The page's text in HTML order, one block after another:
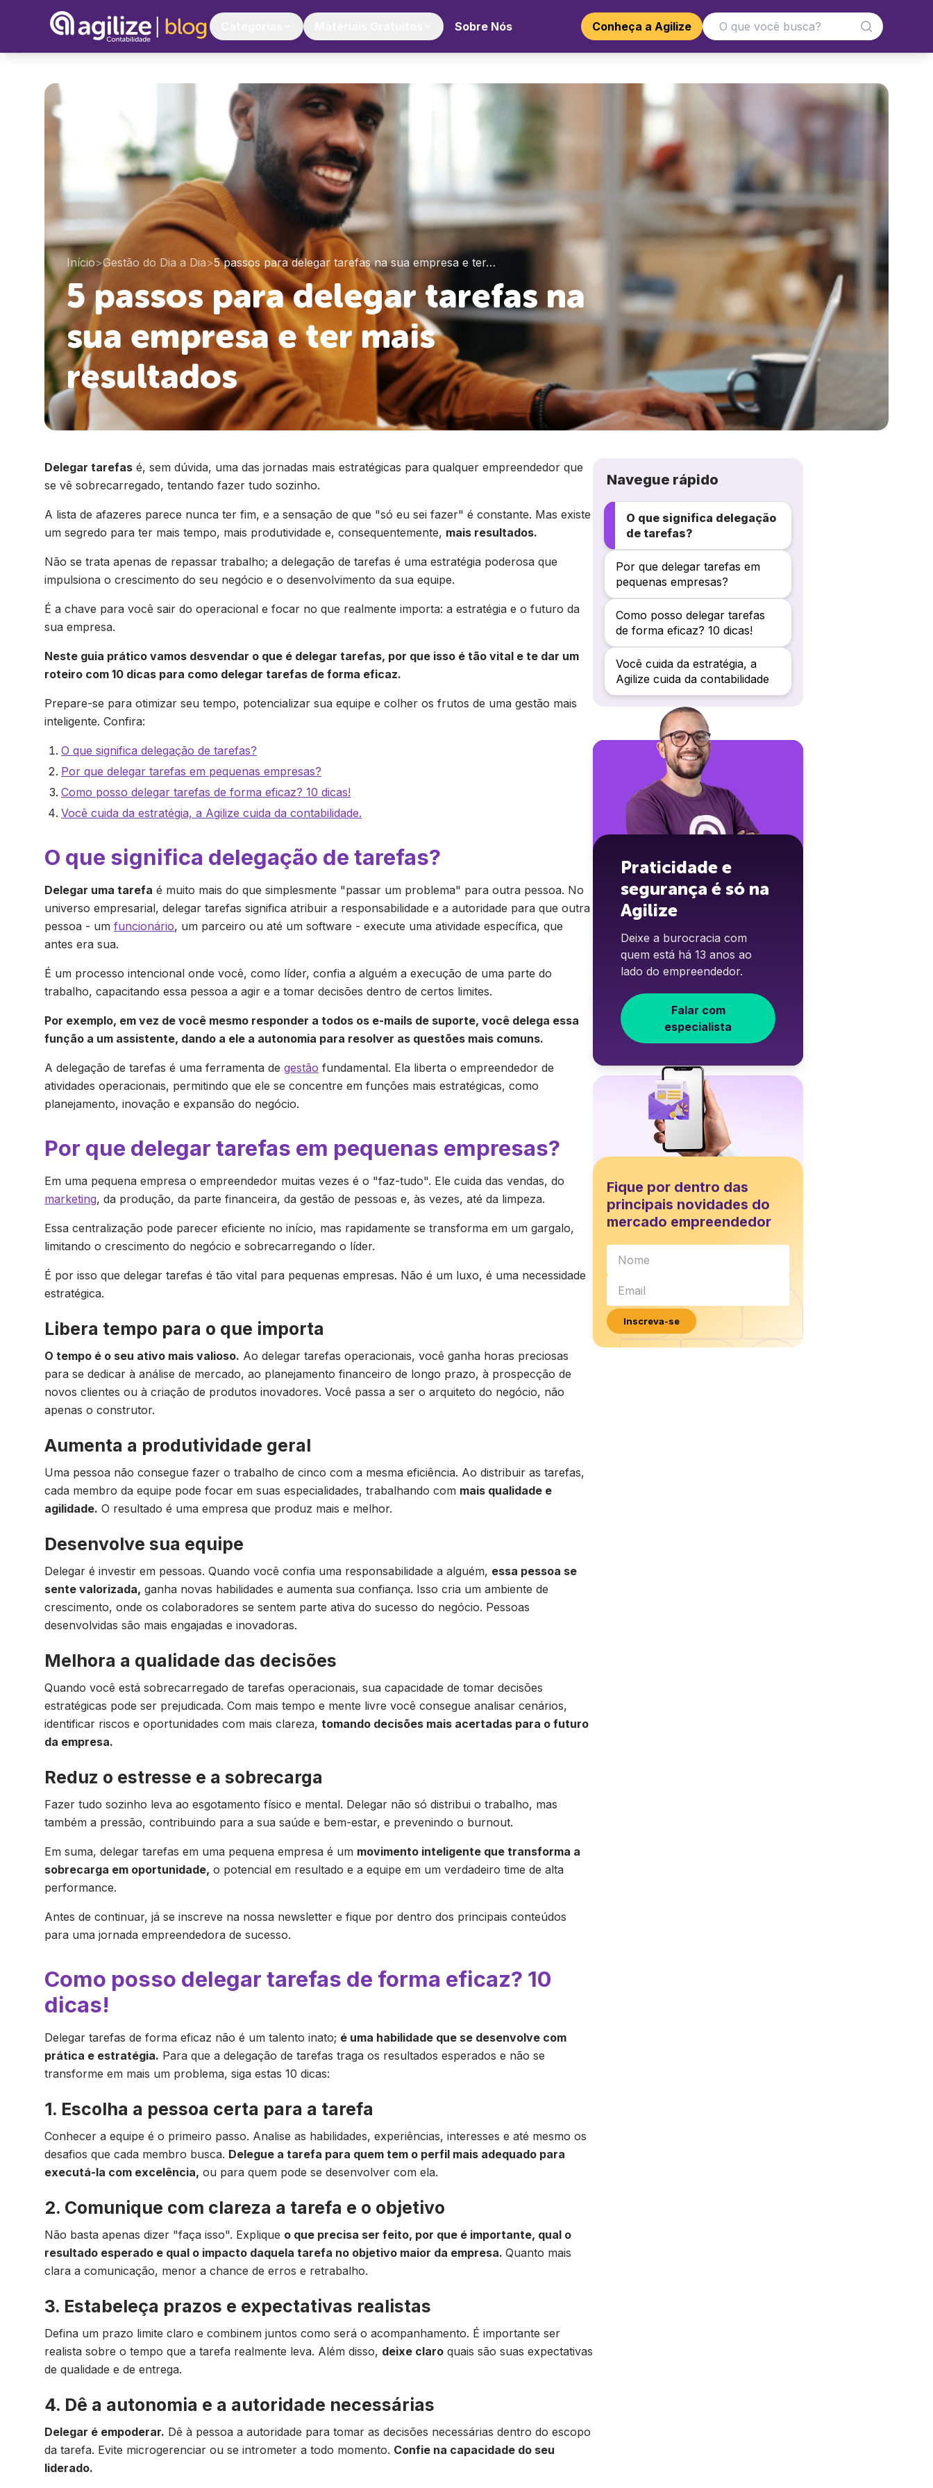
Sobre Nós Conheça a Agilize
Início>Gestão do Dia a Dia>5 passos para delegar tarefas na sua empresa e ter…
5 passos para delegar tarefas na
sua empresa e ter mais
resultados
Delegar tarefas é, sem dúvida, uma das jornadas mais estratégicas para qualquer empreendedor que
se vê sobrecarregado, tentando fazer tudo sozinho.
A lista de afazeres parece nunca ter fim, e a sensação de que "só eu sei fazer" é constante. Mas existe
um segredo para ter mais tempo, mais produtividade e, consequentemente, mais resultados.
Não se trata apenas de repassar trabalho; a delegação de tarefas é uma estratégia poderosa que
impulsiona o crescimento do seu negócio e o desenvolvimento da sua equipe.
É a chave para você sair do operacional e focar no que realmente importa: a estratégia e o futuro da
sua empresa.
Neste guia prático vamos desvendar o que é delegar tarefas, por que isso é tão vital e te dar um
roteiro com 10 dicas para como delegar tarefas de forma eficaz.
Prepare-se para otimizar seu tempo, potencializar sua equipe e colher os frutos de uma gestão mais
inteligente. Confira:
O que significa delegação de tarefas?
Por que delegar tarefas em pequenas empresas?
Como posso delegar tarefas de forma eficaz? 10 dicas!
Você cuida da estratégia, a Agilize cuida da contabilidade.
O que significa delegação de tarefas?
Delegar uma tarefa é muito mais do que simplesmente "passar um problema" para outra pessoa. No
universo empresarial, delegar tarefas significa atribuir a responsabilidade e a autoridade para que outra
pessoa - um funcionário, um parceiro ou até um software - execute uma atividade específica, que
antes era sua.
É um processo intencional onde você, como líder, confia a alguém a execução de uma parte do
trabalho, capacitando essa pessoa a agir e a tomar decisões dentro de certos limites.
Por exemplo, em vez de você mesmo responder a todos os e-mails de suporte, você delega essa
função a um assistente, dando a ele a autonomia para resolver as questões mais comuns.
A delegação de tarefas é uma ferramenta de gestão fundamental. Ela liberta o empreendedor de
atividades operacionais, permitindo que ele se concentre em funções mais estratégicas, como
planejamento, inovação e expansão do negócio.
Por que delegar tarefas em pequenas empresas?
Em uma pequena empresa o empreendedor muitas vezes é o "faz-tudo". Ele cuida das vendas, do
marketing, da produção, da parte financeira, da gestão de pessoas e, às vezes, até da limpeza.
Essa centralização pode parecer eficiente no início, mas rapidamente se transforma em um gargalo,
limitando o crescimento do negócio e sobrecarregando o líder.
É por isso que delegar tarefas é tão vital para pequenas empresas. Não é um luxo, é uma necessidade
estratégica.
Libera tempo para o que importa
O tempo é o seu ativo mais valioso. Ao delegar tarefas operacionais, você ganha horas preciosas
para se dedicar à análise de mercado, ao planejamento financeiro de longo prazo, à prospecção de
novos clientes ou à criação de produtos inovadores. Você passa a ser o arquiteto do negócio, não
apenas o construtor.
Aumenta a produtividade geral
Uma pessoa não consegue fazer o trabalho de cinco com a mesma eficiência. Ao distribuir as tarefas,
cada membro da equipe pode focar em suas especialidades, trabalhando com mais qualidade e
agilidade. O resultado é uma empresa que produz mais e melhor.
Desenvolve sua equipe
Delegar é investir em pessoas. Quando você confia uma responsabilidade a alguém, essa pessoa se
sente valorizada, ganha novas habilidades e aumenta sua confiança. Isso cria um ambiente de
crescimento, onde os colaboradores se sentem parte ativa do sucesso do negócio. Pessoas
desenvolvidas são mais engajadas e inovadoras.
Melhora a qualidade das decisões
Quando você está sobrecarregado de tarefas operacionais, sua capacidade de tomar decisões
estratégicas pode ser prejudicada. Com mais tempo e mente livre você consegue analisar cenários,
identificar riscos e oportunidades com mais clareza, tomando decisões mais acertadas para o futuro
da empresa.
Reduz o estresse e a sobrecarga
Fazer tudo sozinho leva ao esgotamento físico e mental. Delegar não só distribui o trabalho, mas
também a pressão, contribuindo para a sua saúde e bem-estar, e prevenindo o burnout.
Em suma, delegar tarefas em uma pequena empresa é um movimento inteligente que transforma a
sobrecarga em oportunidade, o potencial em resultado e a equipe em um verdadeiro time de alta
performance.
Antes de continuar, já se inscreve na nossa newsletter e fique por dentro dos principais conteúdos
para uma jornada empreendedora de sucesso.
Como posso delegar tarefas de forma eficaz? 10
dicas!
Delegar tarefas de forma eficaz não é um talento inato; é uma habilidade que se desenvolve com
prática e estratégia. Para que a delegação de tarefas traga os resultados esperados e não se
transforme em mais um problema, siga estas 10 dicas:
1. Escolha a pessoa certa para a tarefa
Conhecer a equipe é o primeiro passo. Analise as habilidades, experiências, interesses e até mesmo os
desafios que cada membro busca. Delegue a tarefa para quem tem o perfil mais adequado para
executá-la com excelência, ou para quem pode se desenvolver com ela.
2. Comunique com clareza a tarefa e o objetivo
Não basta apenas dizer "faça isso". Explique o que precisa ser feito, por que é importante, qual o
resultado esperado e qual o impacto daquela tarefa no objetivo maior da empresa. Quanto mais
clara a comunicação, menor a chance de erros e retrabalho.
3. Estabeleça prazos e expectativas realistas
Defina um prazo limite claro e combinem juntos como será o acompanhamento. É importante ser
realista sobre o tempo que a tarefa realmente leva. Além disso, deixe claro quais são suas expectativas
de qualidade e de entrega.
4. Dê a autonomia e a autoridade necessárias
Delegar é empoderar. Dê à pessoa a autoridade para tomar as decisões necessárias dentro do escopo
da tarefa. Evite microgerenciar ou se intrometer a todo momento. Confie na capacidade do seu
liderado.
Navegue rápido
O que significa delegação
de tarefas?
Por que delegar tarefas em
pequenas empresas?
Como posso delegar tarefas
de forma eficaz? 10 dicas!
Você cuida da estratégia, a
Agilize cuida da contabilidade
Praticidade e
segurança é só na
Agilize
Deixe a burocracia com
quem está há 13 anos ao
lado do empreendedor.
Falar com
especialista
Fique por dentro das
principais novidades do
mercado empreendedor
Inscreva-se